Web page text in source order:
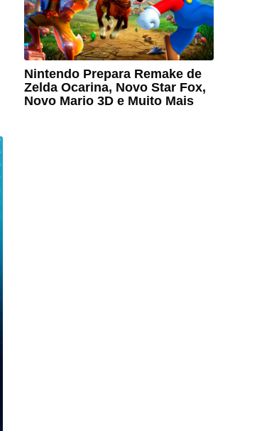
Nintendo Prepara Remake de
Zelda Ocarina, Novo Star Fox,
Novo Mario 3D e Muito Mais